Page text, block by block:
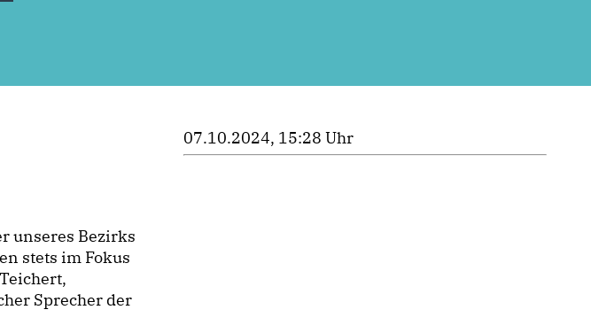
unseres Bezirks
stets im Fokus
Sprecher der
07.10.2024, 15:28 Uhr